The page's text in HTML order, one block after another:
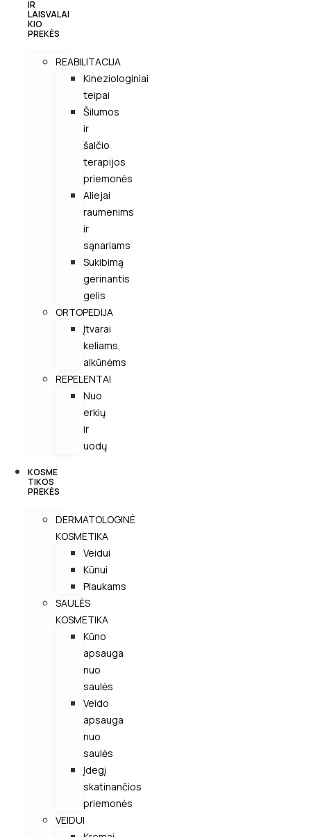
IR
LAISVALAI
KIO
PREKĖS
REABILITACIJA
Kineziologiniai
teipai
Šilumos
ir
šalčio
terapijos
priemonės
Aliejai
raumenims
ir
sąnariams
Sukibimą
gerinantis
gelis
ORTOPEDIJA
Įtvarai
keliams,
alkūnėms
REPELENTAI
Nuo
erkių
ir
uodų
KOSME
TIKOS
PREKĖS
DERMATOLOGINĖ
KOSMETIKA
Veidui
Kūnui
Plaukams
SAULĖS
KOSMETIKA
Kūno
apsauga
nuo
saulės
Veido
apsauga
nuo
saulės
Įdegį
skatinančios
priemonės
VEIDUI